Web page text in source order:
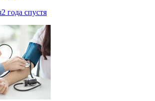
2 года спустя